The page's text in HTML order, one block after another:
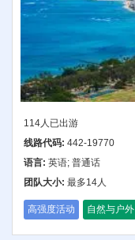
114人已出游
线路代码: 442-19770
语言: 英语; 普通话
团队大小: 最多14人
高强度活动 自然与户外